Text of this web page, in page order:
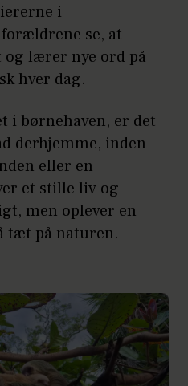
i
se, at
og lærer nye ord på
hver dag.
i børnehaven, er det
derhjemme, inden
eller en
et stille liv og
men oplever en
tæt på naturen.